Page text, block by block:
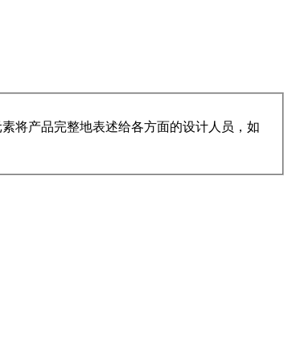
将产品完整地表述给各方面的设计人员，如